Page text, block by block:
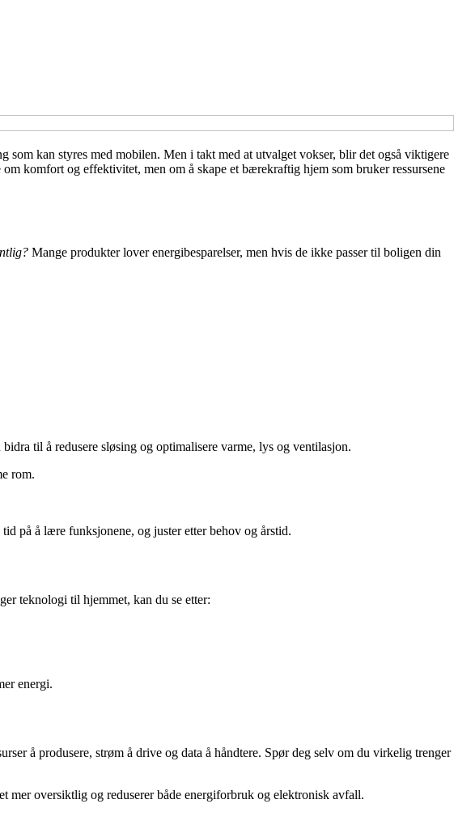
kan styres med mobilen. Men i takt med at utvalget vokser, blir det også viktigere
komfort og effektivitet, men om å skape et bærekraftig hjem som bruker ressursene
Mange produkter lover energibesparelser, men hvis de ikke passer til boligen din
til å redusere sløsing og optimalisere varme, lys og ventilasjon.
rom.
på å lære funksjonene, og juster etter behov og årstid.
teknologi til hjemmet, kan du se etter:
energi.
å produsere, strøm å drive og data å håndtere. Spør deg selv om du virkelig trenger
mer oversiktlig og reduserer både energiforbruk og elektronisk avfall.